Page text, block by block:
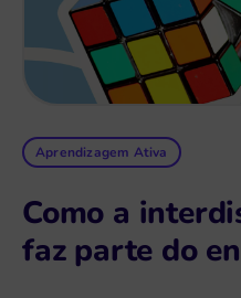
Aprendizagem Ativa
Como a
faz parte do